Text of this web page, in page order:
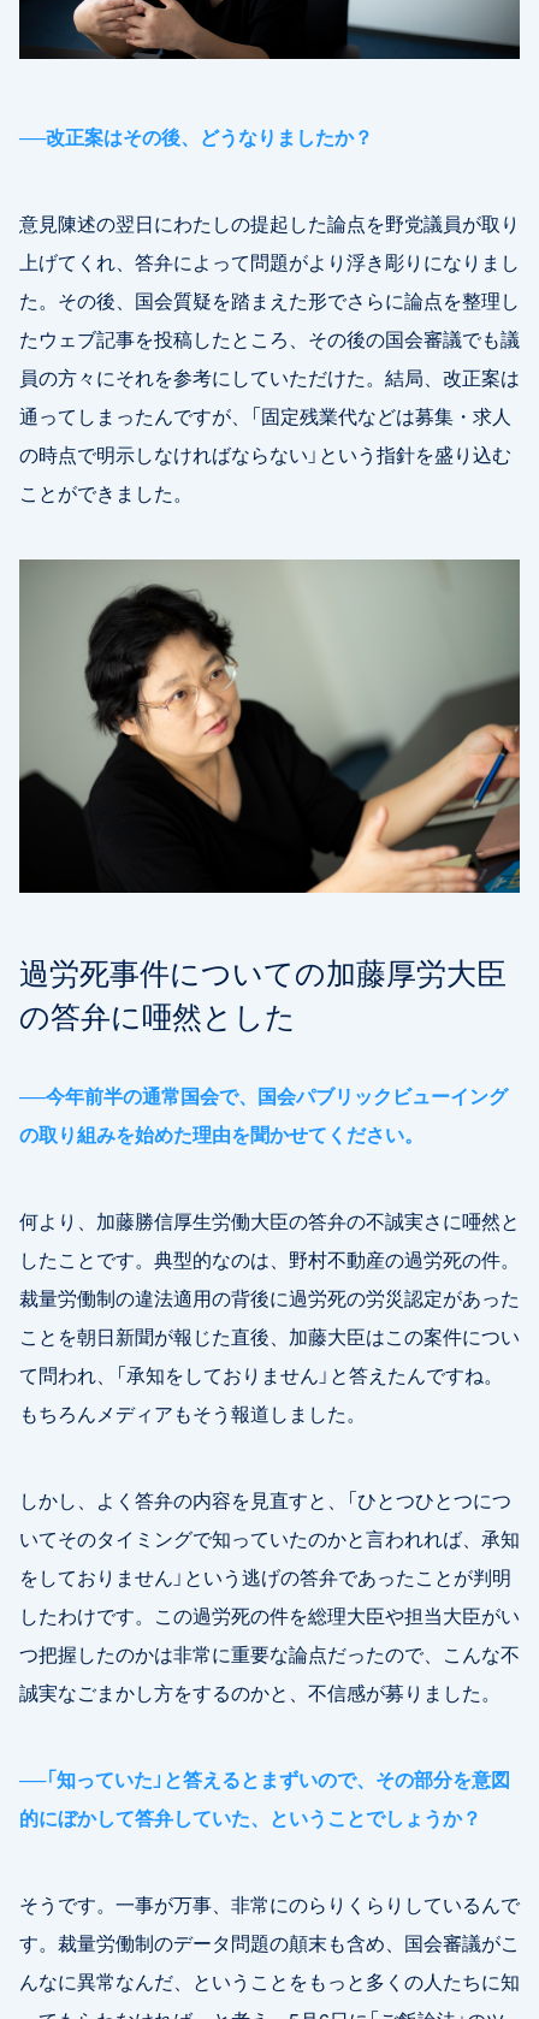
──改正案はその後、どうなりましたか？
意見陳述の翌日にわたしの提起した論点を野党議員が取り
上げてくれ、答弁によって問題がより浮き彫りになりまし
た。その後、国会質疑を踏まえた形でさらに論点を整理し
たウェブ記事を投稿したところ、その後の国会審議でも議
員の方々にそれを参考にしていただけた。結局、改正案は
通ってしまったんですが、「固定残業代などは募集・求人
の時点で明示しなければならない」という指針を盛り込む
ことができました。
過労死事件についての加藤厚労大臣
の答弁に唖然とした
──今年前半の通常国会で、国会パブリックビューイング
の取り組みを始めた理由を聞かせてください。
何より、加藤勝信厚生労働大臣の答弁の不誠実さに唖然と
したことです。典型的なのは、野村不動産の過労死の件。
裁量労働制の違法適用の背後に過労死の労災認定があった
ことを朝日新聞が報じた直後、加藤大臣はこの案件につい
て問われ、「承知をしておりません」と答えたんですね。
もちろんメディアもそう報道しました。
しかし、よく答弁の内容を見直すと、「ひとつひとつにつ
いてそのタイミングで知っていたのかと言われれば、承知
をしておりません」という逃げの答弁であったことが判明
したわけです。この過労死の件を総理大臣や担当大臣がい
つ把握したのかは非常に重要な論点だったので、こんな不
誠実なごまかし方をするのかと、不信感が募りました。
──「知っていた」と答えるとまずいので、その部分を意図
的にぼかして答弁していた、ということでしょうか？
そうです。一事が万事、非常にのらりくらりしているんで
す。裁量労働制のデータ問題の顛末も含め、国会審議がこ
んなに異常なんだ、ということをもっと多くの人たちに知